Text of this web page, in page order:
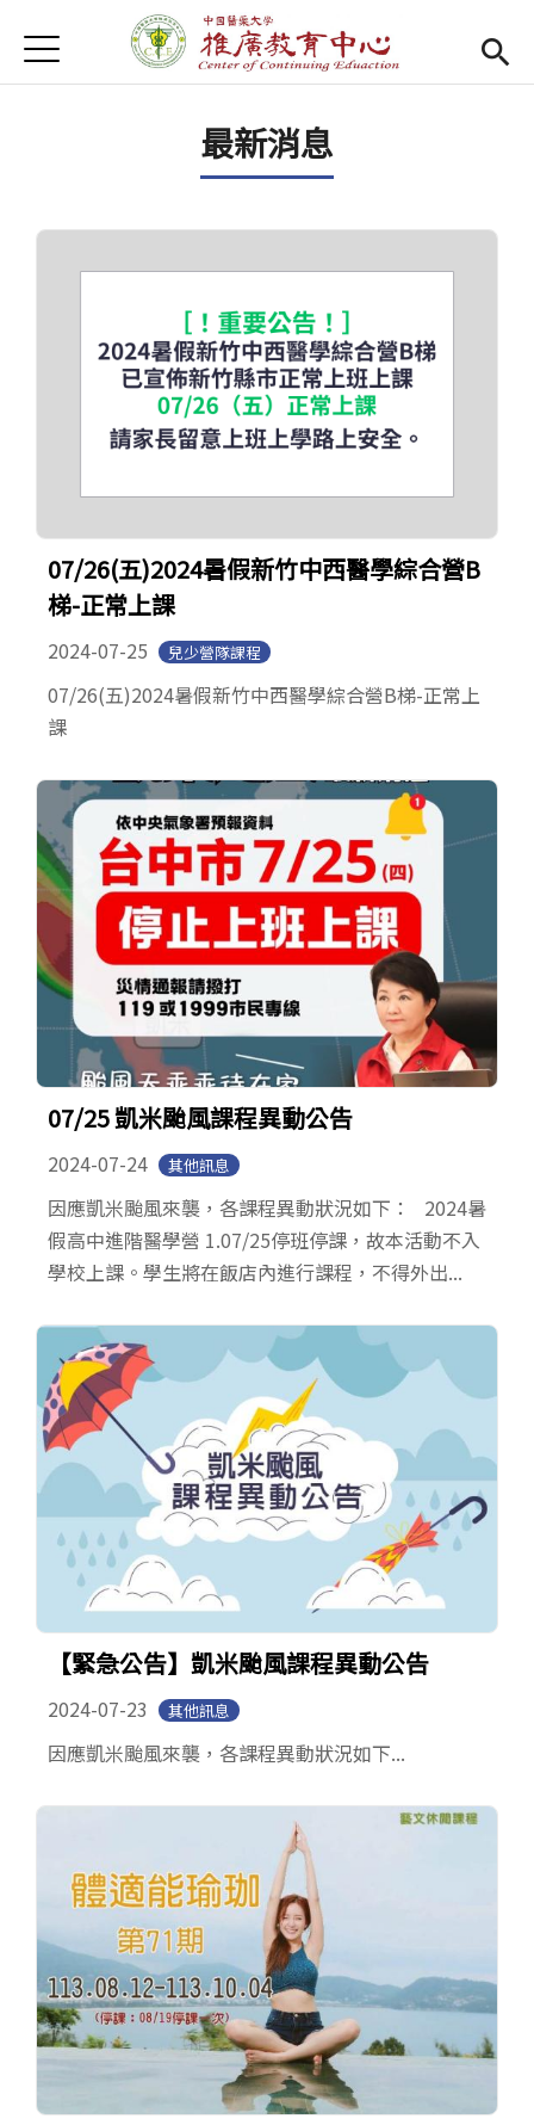
首頁
首頁
Open submenu (關於我們)
學校首頁(link is external)
Open
樂齡專區
English
Jump to Navigation
Jump to Main content
最新消息
07/26(五)2024暑假新竹中西醫學綜合營B
梯-正常上課
2024-07-25 兒少營隊課程
07/26(五)2024暑假新竹中西醫學綜合營B梯-正常上
課
07/25 凱米颱風課程異動公告
2024-07-24 其他訊息
因應凱米颱風來襲，各課程異動狀況如下： 2024暑
假高中進階醫學營 1.07/25停班停課，故本活動不入
學校上課。學生將在飯店內進行課程，不得外出...
【緊急公告】凱米颱風課程異動公告
2024-07-23 其他訊息
因應凱米颱風來襲，各課程異動狀況如下...